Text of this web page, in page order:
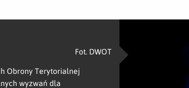
Fot. DWOT
Obrony Terytorialnej
wyzwań dla